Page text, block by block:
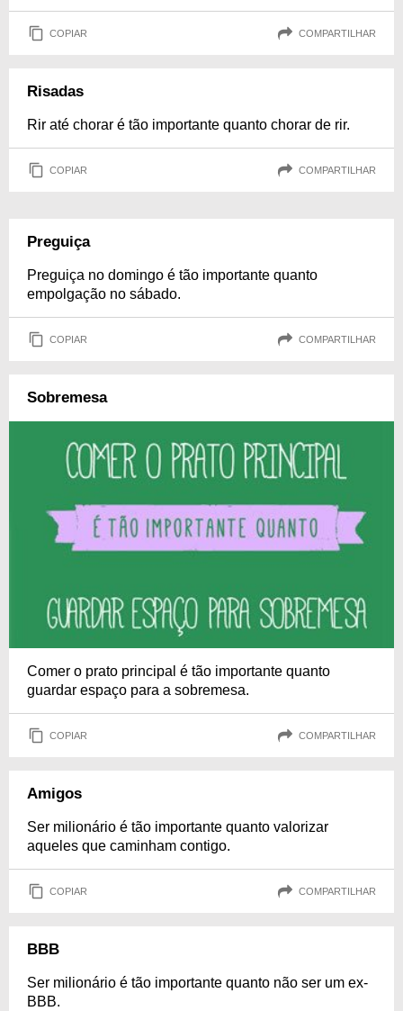
COPIAR COMPARTILHAR
Risadas
Rir até chorar é tão importante quanto chorar de rir.
COPIAR COMPARTILHAR
Preguiça
Preguiça no domingo é tão importante quanto
empolgação no sábado.
COPIAR COMPARTILHAR
Sobremesa
Comer o prato principal é tão importante quanto
guardar espaço para a sobremesa.
COPIAR COMPARTILHAR
Amigos
Ser milionário é tão importante quanto valorizar
aqueles que caminham contigo.
COPIAR COMPARTILHAR
BBB
Ser milionário é tão importante quanto não ser um ex-
BBB.